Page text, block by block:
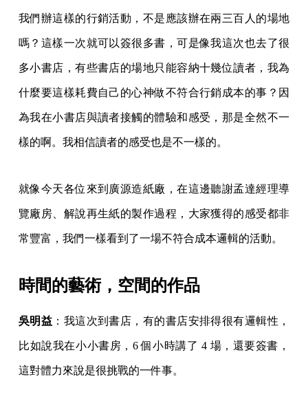
為我在小書店與讀者接觸的體驗和感受，那是全然不一
樣的啊。我相信讀者的感受也是不一樣的。
就像今天各位來到廣源造紙廠，在這邊聽謝孟達經理導
覽廠房、解說再生紙的製作過程，大家獲得的感受都非
常豐富，我們一樣看到了一場不符合成本邏輯的活動。
時間的藝術，空間的作品
吳明益 ：我這次到書店，有的書店安排得很有邏輯性，
比如說我在小小書房，6 個小時講了 4 場，還要簽書，
而且我都會把出版社的編輯和行銷趕走，各位知道為什
麼嗎？因為他們都是很可貴的人力資源，你為什麼要陪
這個作家跑活動？浪費人力資源嘛。作家自己也是賣書